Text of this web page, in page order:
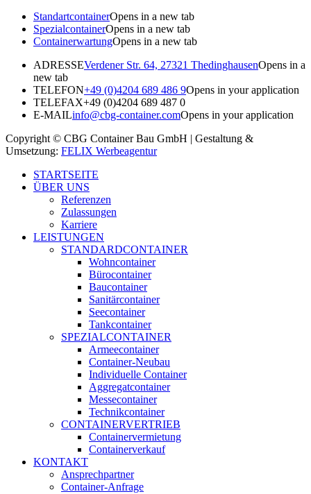
StandartcontainerOpens in a new tab
SpezialcontainerOpens in a new tab
ContainerwartungOpens in a new tab
ADRESSEVerdener Str. 64, 27321 ThedinghausenOpens in a
new tab
TELEFON+49 (0)4204 689 486 9​Opens in your application
TELEFAX+49 (0)4204 689 487 0
E-MAILinfo@cbg-container.comOpens in your application
Copyright © CBG Container Bau GmbH | Gestaltung &
Umsetzung: FELIX Werbeagentur
STARTSEITE
ÜBER UNS
Referenzen
Zulassungen
Karriere
LEISTUNGEN
STANDARDCONTAINER
Wohncontainer
Bürocontainer
Baucontainer
Sanitärcontainer
Seecontainer
Tankcontainer
SPEZIALCONTAINER
Armeecontainer
Container-Neubau
Individuelle Container
Aggregatcontainer
Messecontainer
Technikcontainer
CONTAINERVERTRIEB
Containervermietung
Containerverkauf
KONTAKT
Ansprechpartner
Container-Anfrage